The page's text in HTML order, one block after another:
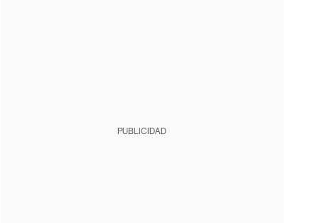
PUBLICIDAD